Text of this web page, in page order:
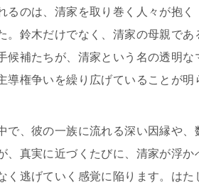
るのは、清家を取り巻く人々が抱
。鈴木だけでなく、清家の母親で
候補たちが、清家という名の透明
導権争いを繰り広げていることが明
で、彼の一族に流れる深い因縁や
、真実に近づくたびに、清家が浮
く逃げていく感覚に陥ります。は